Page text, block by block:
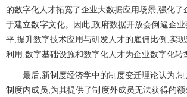
的数字化人才拓宽了企业大数据应用场景,强化了
于建立数字文化。因此,政府数据开放会倒逼企
平,提升数字技术应用与研发人才的雇佣比例,实
利用,数字基础设施和数字化人才为企业数字化转
最后,新制度经济学中的制度变迁理论认为,
制度内成员,为其提供了制度外成员无法获得的